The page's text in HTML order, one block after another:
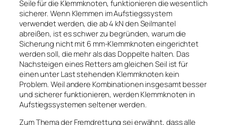
Seile für die Klemmknoten, funktionieren die wesentlich
sicherer. Wenn Klemmen im Aufstiegssystem
verwendet werden, die ab 4 kN den Seilmantel
abreißen, ist es schwer zu begründen, warum die
Sicherung nicht mit 6 mm-Klemmknoten eingerichtet
werden soll, die mehr als das Doppelte halten. Das
Nachsteigen eines Retters am gleichen Seil ist für
einen unter Last stehenden Klemmknoten kein
Problem. Weil andere Kombinationen insgesamt besser
und sicherer funktionieren, werden Klemmknoten in
Aufstiegssystemen seltener werden.
Zum Thema der Fremdrettung sei erwähnt, dass alle